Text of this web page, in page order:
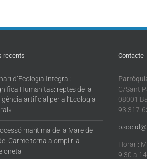
recents
d’Ecologia Integral:
Humanitas: reptes de la
artificial per a l’Ecologia
marítima de la Mare de
Carme torna a omplir la
Contacte
C/Sant
08001
93 317-
Horari:
9.30 a